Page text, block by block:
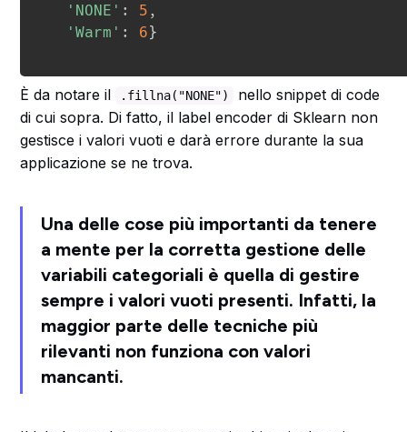
'NONE' : 5 ,
'Warm' : 6}
È da notare il .fillna("NONE")
nello snippet di code
di cui sopra. Di fatto, il label encoder di Sklearn non
gestisce i valori vuoti e darà errore durante la sua
applicazione se ne trova.
Una delle cose più importanti da tenere
a mente per la corretta gestione delle
variabili categoriali è quella di gestire
sempre i valori vuoti presenti. Infatti, la
maggior parte delle tecniche più
rilevanti non funziona con valori
mancanti.